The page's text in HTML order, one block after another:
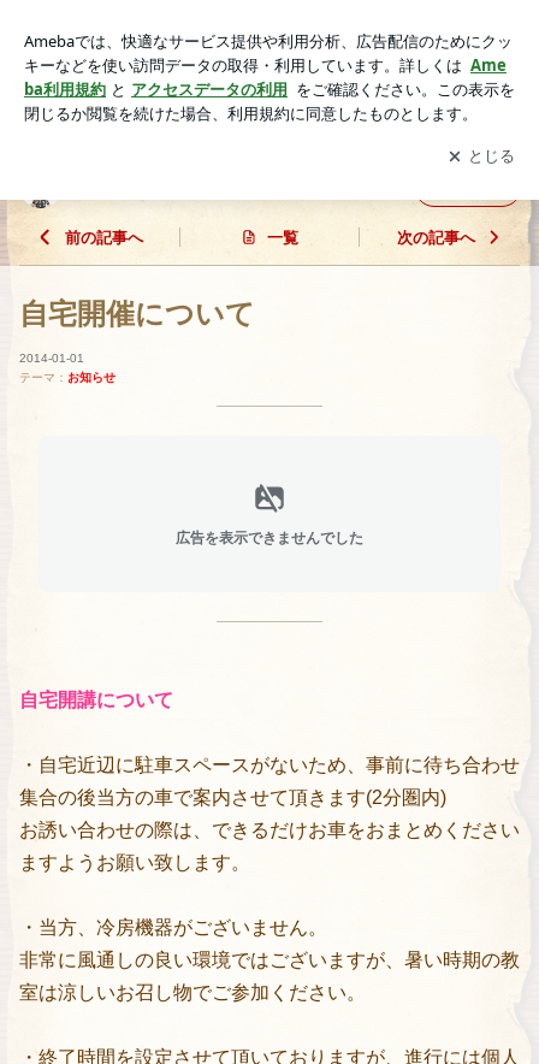
アプリをダウンロードして ブログの更新通知
を受け取りまし
ょう。
開く
前の記事へ 一覧 次の記事へ
自宅開催について
2014-01-01
テーマ： お知らせ
広告を表示できませんでした
自宅開講について
・自宅近辺に駐車スペースがないため、事前に待ち合わせ
集合の後当方の車で案内させて頂きます(2分圏内)
お誘い合わせの際は、できるだけお車をおまとめください
ますようお願い致します。
・当方、冷房機器がございません。
非常に風通しの良い環境ではございますが、暑い時期の教
室は涼しいお召し物でご参加ください。
・終了時間を設定させて頂いておりますが、進行には個人